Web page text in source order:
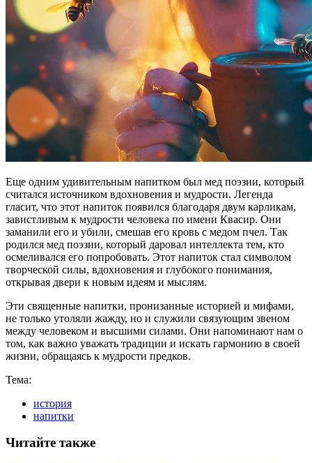
Еще одним удивительным напитком был мед поэзии, который
считался источником вдохновения и мудрости. Легенда
гласит, что этот напиток появился благодаря двум карликам,
завистливым к мудрости человека по имени Квасир. Они
заманили его и убили, смешав его кровь с медом пчел. Так
родился мед поэзии, который даровал интеллекта тем, кто
осмеливался его попробовать. Этот напиток стал символом
творческой силы, вдохновения и глубокого понимания,
открывая двери к новым идеям и мыслям.
Эти священные напитки, пронизанные историей и мифами,
не только утоляли жажду, но и служили связующим звеном
между человеком и высшими силами. Они напоминают нам о
том, как важно уважать традиции и искать гармонию в своей
жизни, обращаясь к мудрости предков.
Тема:
история
напитки
Читайте также